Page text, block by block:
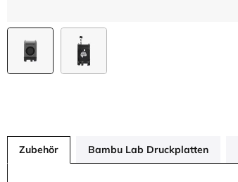
Zubehör Bambu Lab Druckplatten